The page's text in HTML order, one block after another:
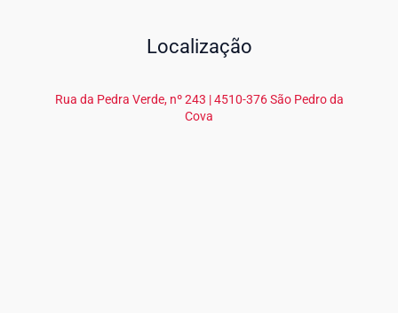
Localização
Rua da Pedra Verde, nº 243 | 4510-376 São Pedro da
Cova